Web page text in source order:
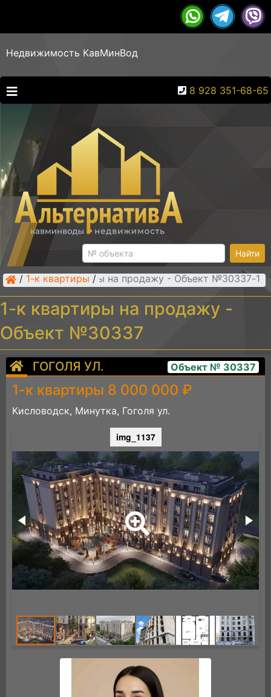
Недвижимость КавМинВод
8 928 351-68-65
Найти
/ 1-к квартиры / 1-к квартиры на продажу - Объект №30337
1-к квартиры на продажу -
Объект №30337
ГОГОЛЯ УЛ. Объект № 30337
1-к квартиры 8 000 000 ₽
Кисловодск, Минутка, Гоголя ул.
img_1137